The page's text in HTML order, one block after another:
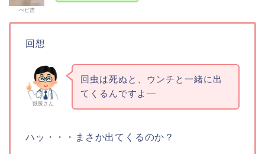
べビ吉
回想
獣医さん
回虫は死ぬと、ウンチと一緒に出
てくるんですよ―
ハッ・・・まさか出てくるのか？